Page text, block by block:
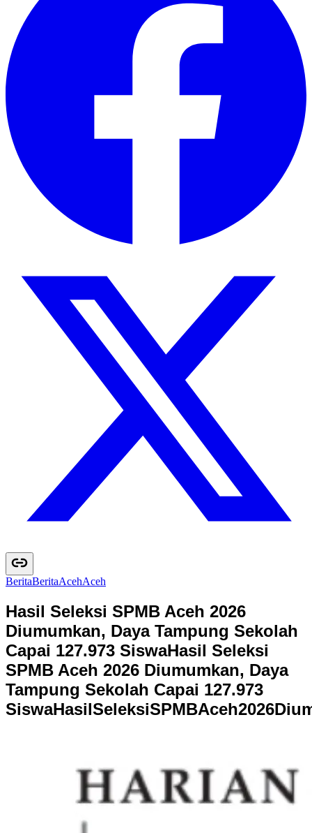
BeritaBeritaAcehAceh
Hasil Seleksi SPMB Aceh 2026
Diumumkan, Daya Tampung Sekolah
Capai 127.973 SiswaHasil Seleksi
SPMB Aceh 2026 Diumumkan, Daya
Tampung Sekolah Capai 127.973
SiswaHasilSeleksiSPMBAceh2026Diu